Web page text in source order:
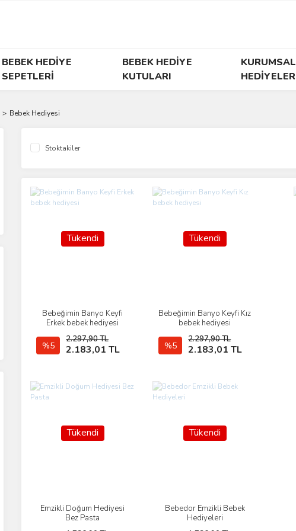
BEBEK HEDİYE
SEPETLERİ
BEBEK HEDİYE
KUTULARI
KURUMSAL
HEDİYELER
Bebek Hediyesi
Stoktakiler
Tükendi
Bebeğimin Banyo Keyfi
Erkek bebek hediyesi
%5
2.297,90 TL
2.183,01 TL
İncele
Stokta Yok
Tükendi
Bebeğimin Banyo Keyfi Kız
bebek hediyesi
%5
2.297,90 TL
2.183,01 TL
İncele
Stokta Yok
Tükendi
Emzikli Doğum Hediyesi
Bez Pasta
İncele
Tükendi
Bebedor Emzikli Bebek
Hediyeleri
İncele